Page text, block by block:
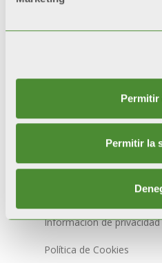
Permitir
Permitir la
© FONDITAL S.p.A.
Sede Legale e
Via Cerreto, 40 - 25079
Política de privacidad
Información de privacidad
Política de Cookies